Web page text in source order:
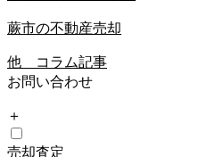
蕨市の不動産売却
他 コラム記事
お問い合わせ
＋
売却査定